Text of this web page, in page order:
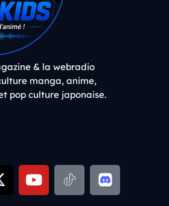
& la webradio
manga, anime,
pop culture japonaise.